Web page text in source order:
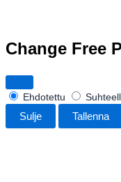
Change Free
Ehdotettu
Sulje Tallenna